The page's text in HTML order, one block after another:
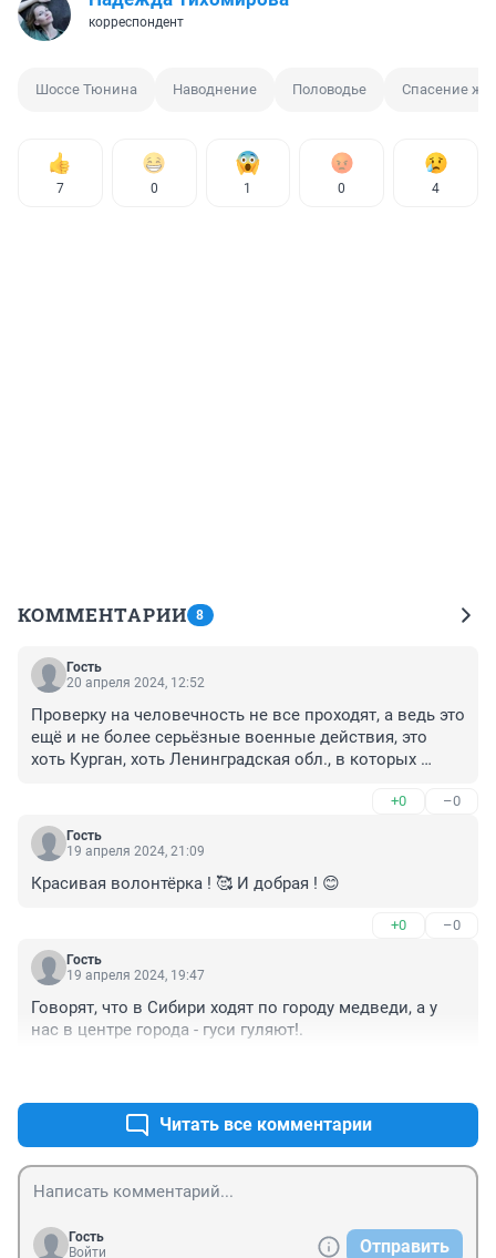
корреспондент
Шоссе Тюнина Наводнение Половодье Спасение
7 0 1 0 4
КОММЕНТАРИИ 8
Гость
20 апреля 2024, 12:52
Проверку на человечность не все проходят, а ведь это
ещё и не более серьёзные военные действия, это
хоть Курган, хоть Ленинградская обл., в которых
+0 –0
Гость
19 апреля 2024, 21:09
Красивая волонтёрка ! 🥰 И добрая ! 😊
+0 –0
Гость
19 апреля 2024, 19:47
Говорят, что в Сибири ходят по городу медведи, а у
нас в центре города - гуси гуляют!.
Читать все комментарии
Гость
Войти
Отправить